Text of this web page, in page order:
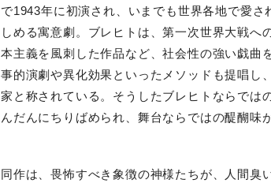
で1943年に初演され、いまでも世界各地で愛
しめる寓意劇。ブレヒトは、第一次世界大戦へ
本主義を風刺した作品など、社会性の強い戯曲
事的演劇や異化効果といったメソッドも提唱し
家と称されている。そうしたブレヒトならでは
んだんにちりばめられ、舞台ならではの醍醐味
同作は、畏怖すべき象徴の神様たちが、人間臭